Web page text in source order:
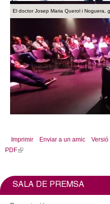
El doctor Josep Maria Querol i Noguera,
Imprimir Enviar a un amic
Versió
PDF(
n
SALA DE PREMSA